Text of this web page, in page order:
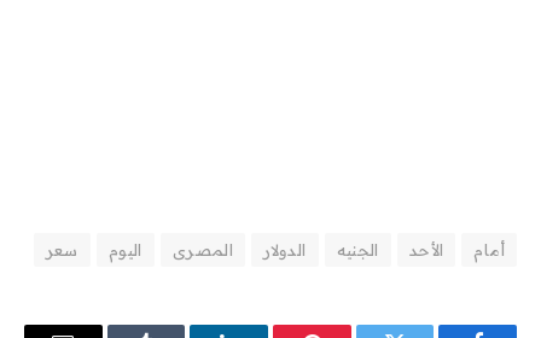
أمام الأحد الجنيه الدولار المصرى اليوم سعر